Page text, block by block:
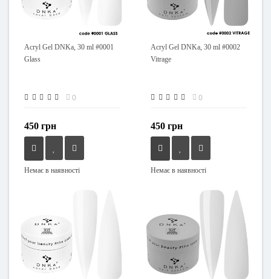
Acryl Gel DNKa, 30 ml #0001
Glass
0
450 грн
Немає в наявності
Acryl Gel DNKa, 30 ml #0002
Vitrage
0
450 грн
Немає в наявності